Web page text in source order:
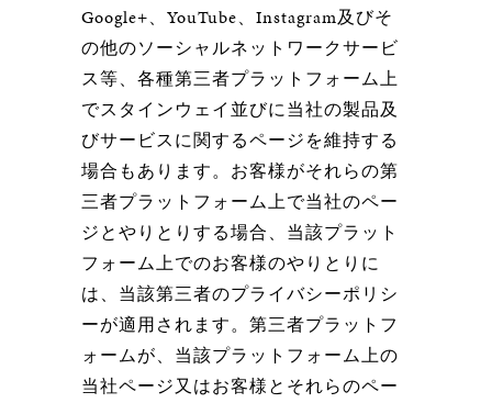
Google+、YouTube、Instagram及びそ
の他のソーシャルネットワークサービ
ス等、各種第三者プラットフォーム上
でスタインウェイ並びに当社の製品及
びサービスに関するページを維持する
場合もあります。お客様がそれらの第
三者プラットフォーム上で当社のペー
ジとやりとりする場合、当該プラット
フォーム上でのお客様のやりとりに
は、当該第三者のプライバシーポリシ
ーが適用されます。第三者プラットフ
ォームが、当該プラットフォーム上の
当社ページ又はお客様とそれらのペー